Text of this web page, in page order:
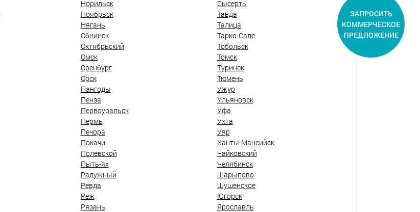
Норильск
Ноябрьск
Нягань
Обнинск
Октябрьский
Омск
Оренбург
Орск
Пангоды
Пенза
Первоуральск
Пермь
Печора
Покачи
Полевской
Пыть-ях
Радужный
Ревда
Реж
Рязань
Сысерть
Тавда
Талица
Тарко-Сале
Тобольск
Томск
Туринск
Тюмень
Ужур
Ульяновск
Уфа
Ухта
Уяр
Ханты-Мансийск
Чайковский
Челябинск
Шарыпово
Шушенское
Югорск
Ярославль
ЗАПРОСИТЬ
КОММЕРЧЕСКОЕ
ПРЕДЛОЖЕНИЕ